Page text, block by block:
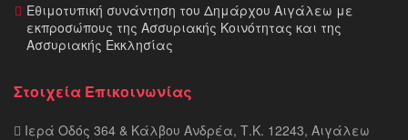
Εθιμοτυπική συνάντηση του Δημάρχου Αιγάλεω με
εκπροσώπους της Ασσυριακής Κοινότητας και της
Ασσυριακής Εκκλησίας
Στοιχεία Επικοινωνίας
Ιερά Οδός 364 & Κάλβου Ανδρέα, Τ.Κ. 12243, Αιγάλεω